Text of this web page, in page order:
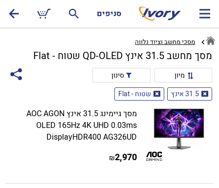
סניפים
מסכי מחשב וציוד נלווה
מסך מחשב 31.5 אינץ QD-OLED שטוח - Flat
מיון
סינון
31.5 אינץ
שטוח - Flat
מסך גיימינג 31.5 אינץ AOC AGON
OLED 165Hz 4K UHD 0.03ms
DisplayHDR400 AG326UD
2,970
₪